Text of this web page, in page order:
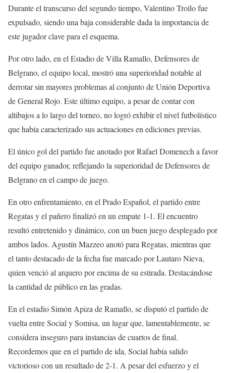
Durante el transcurso del segundo tiempo, Valentino Troilo fue
expulsado, siendo una baja considerable dada la importancia de
este jugador clave para el esquema.
Por otro lado, en el Estadio de Villa Ramallo, Defensores de
Belgrano, el equipo local, mostró una superioridad notable al
derrotar sin mayores problemas al conjunto de Unión Deportiva
de General Rojo. Este último equipo, a pesar de contar con
altibajos a lo largo del torneo, no logró exhibir el nivel futbolístico
que había caracterizado sus actuaciones en ediciones previas.
El único gol del partido fue anotado por Rafael Domenech a favor
del equipo ganador, reflejando la superioridad de Defensores de
Belgrano en el campo de juego.
En otro enfrentamiento, en el Prado Español, el partido entre
Regatas y el pañero finalizó en un empate 1-1. El encuentro
resultó entretenido y dinámico, con un buen juego desplegado por
ambos lados. Agustín Mazzeo anotó para Regatas, mientras que
el tanto destacado de la fecha fue marcado por Lautaro Nieva,
quien venció al arquero por encima de su estirada. Destacándose
la cantidad de público en las gradas.
En el estadio Simón Apiza de Ramallo, se disputó el partido de
vuelta entre Social y Somisa, un lugar que, lamentablemente, se
considera inseguro para instancias de cuartos de final.
Recordemos que en el partido de ida, Social había salido
victorioso con un resultado de 2-1. A pesar del esfuerzo y el